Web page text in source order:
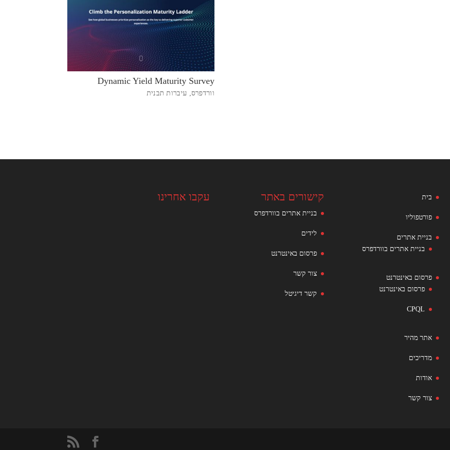
Dynamic Yield Maturity Survey
וורדפרס עיברות תבנית
עקבו אחרינו קישורים באתר
בניית אתרים בוורדפרס
לידים
פרסום באינטרנט
צור קשר
קשר דיגיטל
בית
פורטפוליו
בניית אתרים
בניית אתרים בוורדפרס
פרסום באינטרנט
פרסום באינטרנט
CPQL
אתר מהיר
מדריכים
אודות
צור קשר